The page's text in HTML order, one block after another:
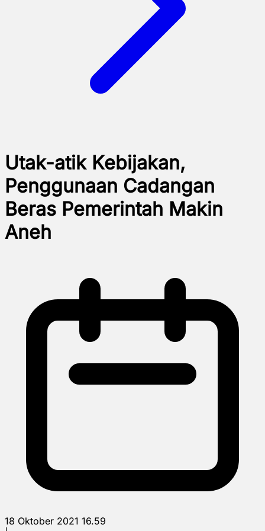
Utak-atik Kebijakan,
Penggunaan Cadangan
Beras Pemerintah Makin
Aneh
18 Oktober 2021 16.59